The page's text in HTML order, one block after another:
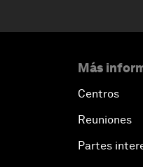
Más
Centros
Reuniones
Partes